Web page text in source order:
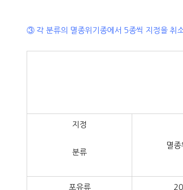
③ 각 분류의 멸종위기종에서 5종씩 지정을 취
지정
분류
멸
포유류 20